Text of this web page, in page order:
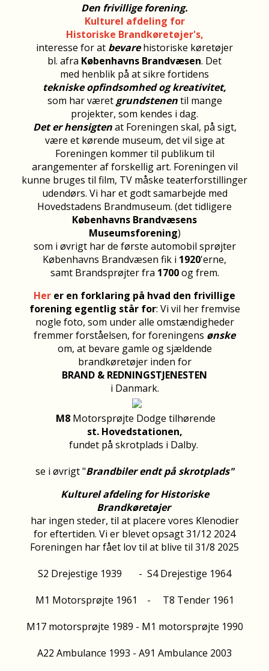
Den frivillige forening.
Kulturel afdeling for
Historiske Brandkøretøjer's,
interesse for at bevarehistoriske køretøjer
bl. afra Københavns Brandvæsen. Det
med henblik på at sikre fortidens
tekniske opfindsomhed og kreativitet,
som har været grundstenentil mange
projekter, som kendes i dag.
Det er hensigtenat Foreningen skal, på sigt,
være et kørende museum, det vil sige at
Foreningen kommer til publikum til
arangementer af forskellig art. Foreningen vil
kunne bruges til film, TV måske teaterforstillinger
udendørs. Vi har et godt samarbejde med
Hovedstadens Brandmuseum. (det tidligere
Københavns Brandvæsens
Museumsforening)
som i øvrigt har de første automobil sprøjter
Københavns Brandvæsen fik i 1920'erne,
samt Brandsprøjter fra 1700og frem.
Her er en forklaring på hvad den frivillige
forening egentlig står for: Vi vil her fremvise
nogle foto, som under alle omstændigheder
fremmer forståelsen, for foreningens ønske
om, at bevare gamle og sjældende
brandkøretøjer inden for
BRAND & REDNINGSTJENESTEN
i Danmark.
M8 Motorsprøjte Dodge tilhørende
st. Hovedstationen,
fundet på skrotplads i Dalby.
se i øvrigt "Brandbiler endt på skrotplads"
Kulturel afdeling for Historiske
Brandkøretøjer
har ingen steder, til at placere vores Klenodier
for eftertiden. Vi er blevet opsagt 31/12 2024
Foreningen har fået lov til at blive til 31/8 2025
S2 Drejestige 1939 - S4 Drejestige 1964
M1 Motorsprøjte 1961 - T8 Tender 1961
M17 motorsprøjte 1989 - M1 motorsprøjte 1990
A22 Ambulance 1993 - A91 Ambulance 2003